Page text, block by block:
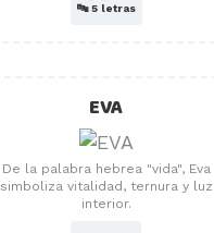
🔤5 letras
EVA
De la palabra hebrea "vida", Eva
simboliza vitalidad, ternura y luz
interior.